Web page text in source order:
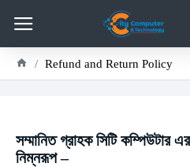
Refund and Return Policy
সম্মানিত গ্রাহক সিটি কম্পিউটার এর
নিম্নরূপ –